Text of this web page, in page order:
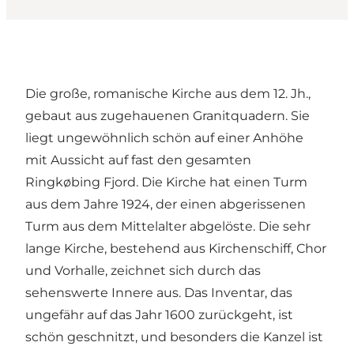
Die große, romanische Kirche aus dem 12. Jh.,
gebaut aus zugehauenen Granitquadern. Sie
liegt ungewöhnlich schön auf einer Anhöhe
mit Aussicht auf fast den gesamten
Ringkøbing Fjord. Die Kirche hat einen Turm
aus dem Jahre 1924, der einen abgerissenen
Turm aus dem Mittelalter abgelöste. Die sehr
lange Kirche, bestehend aus Kirchenschiff, Chor
und Vorhalle, zeichnet sich durch das
sehenswerte Innere aus. Das Inventar, das
ungefähr auf das Jahr 1600 zurückgeht, ist
schön geschnitzt, und besonders die Kanzel ist